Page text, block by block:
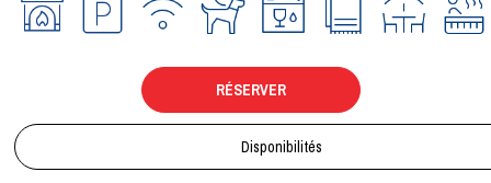
RÉSERVER
Disponibilités